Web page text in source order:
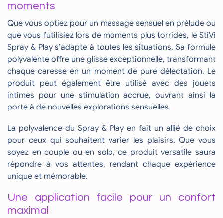
moments
Que vous optiez pour un massage sensuel en prélude ou
que vous l’utilisiez lors de moments plus torrides, le StiVi
Spray & Play s’adapte à toutes les situations. Sa formule
polyvalente offre une glisse exceptionnelle, transformant
chaque caresse en un moment de pure délectation. Le
produit peut également être utilisé avec des jouets
intimes pour une stimulation accrue, ouvrant ainsi la
porte à de nouvelles explorations sensuelles.
La polyvalence du Spray & Play en fait un allié de choix
pour ceux qui souhaitent varier les plaisirs. Que vous
soyez en couple ou en solo, ce produit versatile saura
répondre à vos attentes, rendant chaque expérience
unique et mémorable.
Une application facile pour un confort
maximal